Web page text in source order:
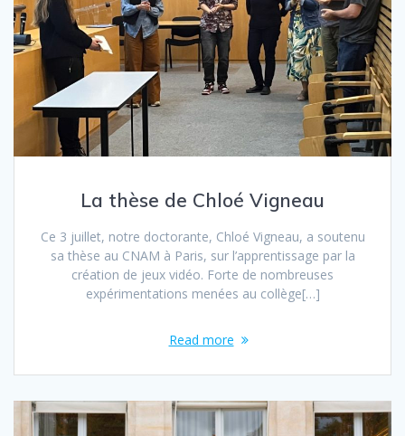
La thèse de Chloé Vigneau
Ce 3 juillet, notre doctorante, Chloé Vigneau, a soutenu
sa thèse au CNAM à Paris, sur l’apprentissage par la
création de jeux vidéo. Forte de nombreuses
expérimentations menées au collège[…]
Read more